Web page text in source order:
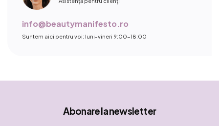
info@beautymanifesto.ro
Suntem aici pentru voi: luni-vineri 9:00-18:00
Abonare la newsletter